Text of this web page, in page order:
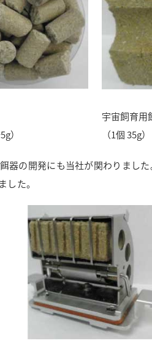
）
宇宙飼育用
（1個 35g）
器の開発にも当社が関わりまし
た。